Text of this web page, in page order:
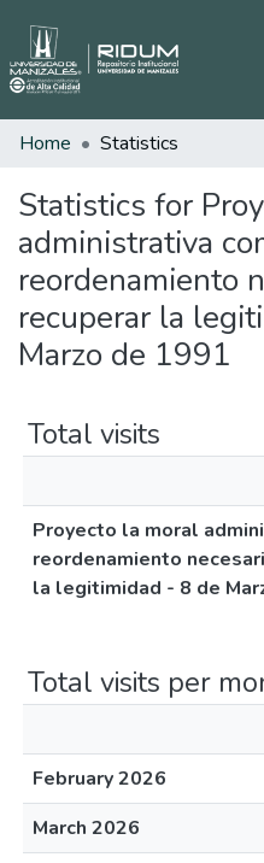
Home Statistics
Statistics for
administrativa
reordenamiento
recuperar la
Marzo de 1991
Total visits
Proyecto la moral
reordenamiento
la legitimidad - 8 de
Total visits per
February 2026
March 2026